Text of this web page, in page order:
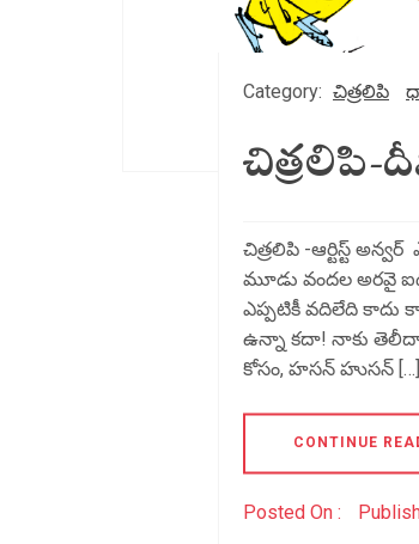
Category: చిత్రలిపి
చిత్రలిపి-
చిత్రలిపి -ఆర్టిస్ట్
మూడు వందల అరవై
ఎప్పటికీ వదిలేది కాదు
ఉన్నా కదా! నాకు తెలీదా
కోసం, హసన్ హుసన్ […]
CONTINUE
Posted On :